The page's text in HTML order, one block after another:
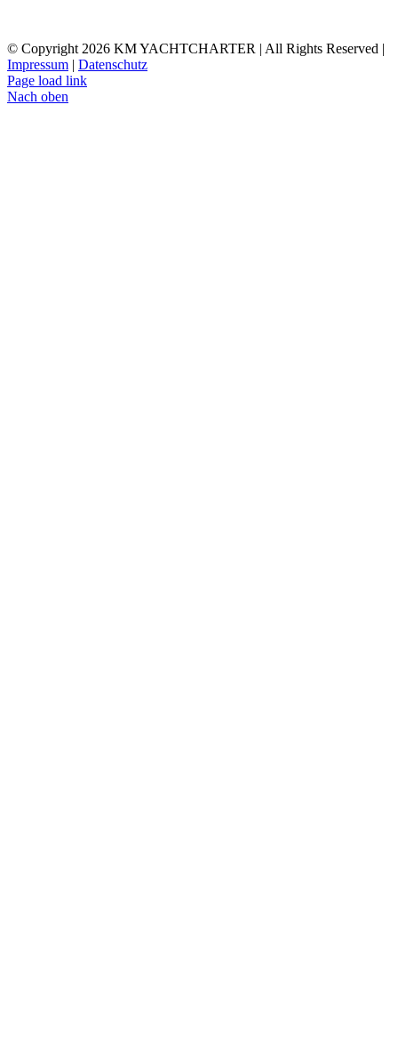
© Copyright 2026 KM YACHTCHARTER | All Rights Reserved |
Impressum | Datenschutz
Page load link
Nach oben